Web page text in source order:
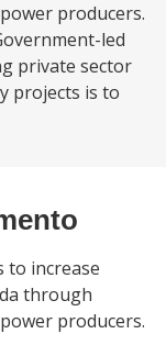
producers.
led
private sector
projects is to
to increase
through
producers.